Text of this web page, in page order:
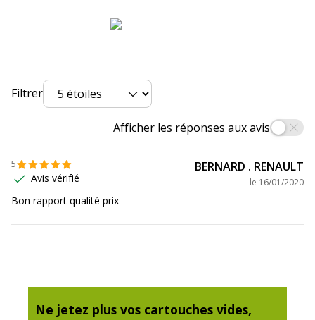
produit
MB2755
Consommables
inclus
Pack de 1
équivalentes
Canon PGI_1500XL C
Informations sur les services
Informations sur les services
Quantité emballée 1
Filtrer
Afficher les réponses aux avis
5
Avis vérifié
BERNARD . RENAULT
le 16/01/2020
Bon rapport qualité prix
Ne jetez plus vos cartouches vides,